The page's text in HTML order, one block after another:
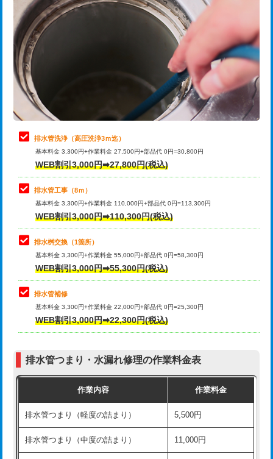
管・ポリ管・HT管使用/3ｍまで)
給水管工事※（ライニング鋼管・銅
管・ポリ管・HT管使用/3ｍ超え)
+8,800円
排水管工事（土の掘削・埋め戻し作
業）
11,000円~
排水管工事（排水管工事/3ｍまで） 55,000円
排水管工事（追加 排水管工事/3ｍ超
え）
マス交換（土の掘削・埋め戻し作業）
マス交換（深さ50㎝未満）
マス交換（深さ50㎝以上）
コンクリート斫り（厚さ10㎝まで）
コンクリート斫り（厚さ10㎝超え）
モルタル補修（厚さ10㎝まで）
モルタル補修（厚さ10㎝超え）
追加人工 16,500円
現場見積
※給水管工事は20mmまでの価格です。
追加トーラー機使用/3m超え +3,300円
カメラ調査 33,000円
桝清掃 8,800円
止水・漏水調査・防水処理・清掃・修
理・調整・分解・加工など（軽作業）
11,000円
止水・漏水調査・防水処理・清掃・修
理・調整・分解・加工など（中作業）
22,000円
止水・漏水調査・防水処理・清掃・修
理・調整・分解・加工など（重作業）
33,000円
その他部品の脱着
交換・取付（タンク）
交換・取付(単水栓（壁付・デッキ
式）)
交換・取付(混合水栓（壁付・デッキ
式・ワンホール）)
16,500円+材料費
交換・取付(排水栓・排水トラップ
交換・取付（その他部品） 11,000円+材料費
持込商品取付（単水栓） 13,200円
持込商品取付（混合水栓） 16,500円
持込商品取付（浄水器・分岐水栓） 16,500円
給水管工事※（ホール加工) 16,500円
排水管洗浄（高圧洗浄3ｍ迄）
基本料金 3,300円+作業料金 27,500円+部品代 0円=30,800円
WEB割引3,000円➡27,800円(税込)
排水管工事（8ｍ）
基本料金 3,300円+作業料金 110,000円+部品代 0円=113,300円
WEB割引3,000円➡110,300円(税込)
排水桝交換（1箇所）
基本料金 3,300円+作業料金 55,000円+部品代 0円=58,300円
WEB割引3,000円➡55,300円(税込)
排水管補修
基本料金 3,300円+作業料金 22,000円+部品代 0円=25,300円
WEB割引3,000円➡22,300円(税込)
排水管つまり・水漏れ修理の作業料金表
作業内容 作業料金
排水管つまり（軽度の詰まり） 5,500円
排水管つまり（中度の詰まり） 11,000円